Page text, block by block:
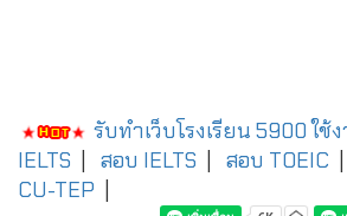
รับทำเว็บโรงเรียน 5900 ใช้
IELTS
สอบ IELTS สอบ TOEIC
CU-TEP